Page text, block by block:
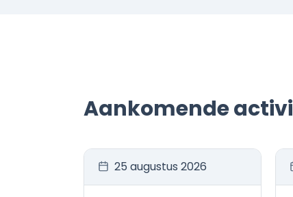
Aankomende
25 augustus 2026